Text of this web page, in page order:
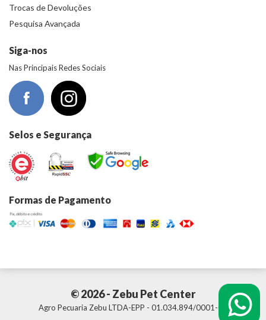
Trocas de Devoluções
Pesquisa Avançada
Siga-nos
Nas Principais Redes Sociais
Selos e Segurança
Formas de Pagamento
© 2026 - Zebu Pet Center
Agro Pecuaria Zebu LTDA-EPP - 01.034.894/0001-01